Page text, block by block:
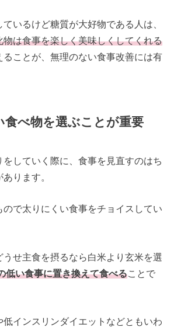
いるけど糖質が大好物である人は、
物は食事を楽しく美味しくしてくれる
ることが、無理のない食事改善には有
食べ物を選ぶことが重要
していく際に、食事を見直すのはち
ります。
ので太りにくい食事をチョイスしてい
うせ主食を摂るなら白米より玄米を選
低い食事に置き換えて食べることで
低インスリンダイエットなどともいわ